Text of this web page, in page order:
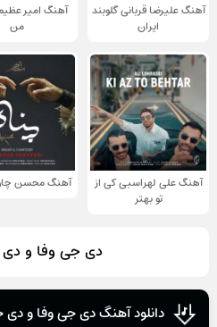
آهنگ علیرضا قربانی گلوبند
ایران
آهنگ امیر
من
آهنگ علی لهراسبی کی از
تو ‌بهتر
آهنگ محسن
دی جی وفا و
دانلود آهنگ دی جی وفا و دی